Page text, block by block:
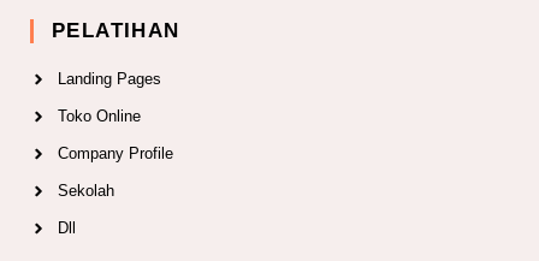
PELATIHAN
Landing Pages
Toko Online
Company Profile
Sekolah
Dll